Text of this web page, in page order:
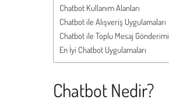
Chatbot Kullanım Alanları
Chatbot ile Alışveriş Uygulamaları
Chatbot ile Toplu Mesaj Gönderimi
En İyi Chatbot Uygulamaları
Chatbot Nedir?